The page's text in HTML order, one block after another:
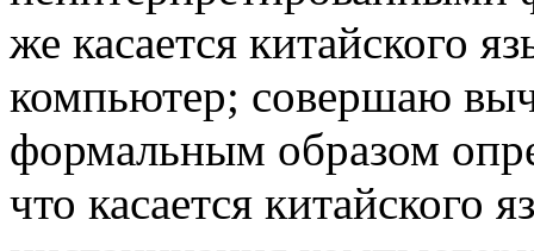
же касается китайского
компьютер; совершаю
формальным об­разом
что касается китайского